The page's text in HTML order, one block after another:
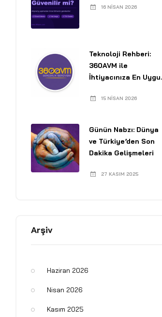
16 NISAN 2026
Teknoloji Rehberi:
360AVM ile
İhtiyacınıza En
15 NISAN 2026
Günün Nabzı: Dünya
ve Türkiye’den Son
Dakika Gelişmeleri
27 KASIM 2025
Arşiv
Haziran 2026
Nisan 2026
Kasım 2025